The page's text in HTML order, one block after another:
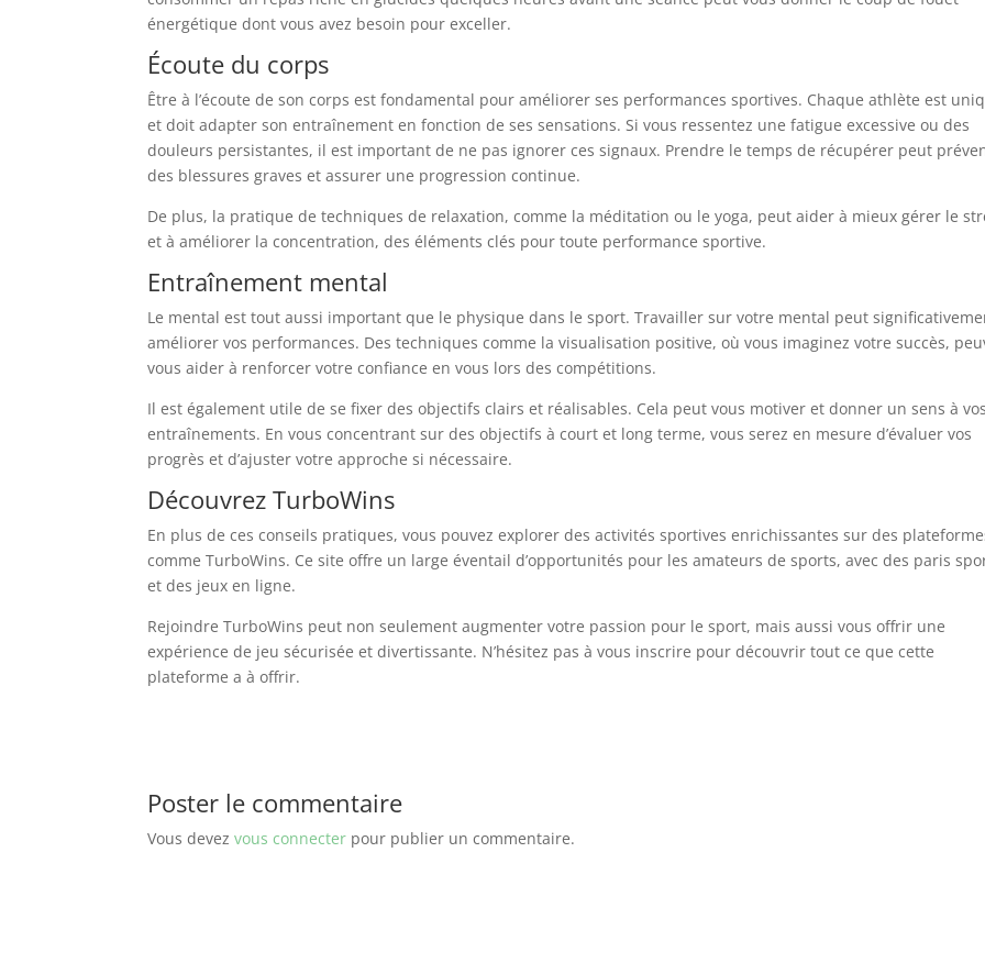
énergétique dont vous avez besoin pour exceller.
Écoute du corps
Être à l’écoute de son corps est fondamental pour améliorer ses performances sportives. Chaque athlète est
et doit adapter son entraînement en fonction de ses sensations. Si vous ressentez une fatigue excessive ou des
douleurs persistantes, il est important de ne pas ignorer ces signaux. Prendre le temps de récupérer peut
des blessures graves et assurer une progression continue.
De plus, la pratique de techniques de relaxation, comme la méditation ou le yoga, peut aider à mieux gérer le
et à améliorer la concentration, des éléments clés pour toute performance sportive.
Entraînement mental
Le mental est tout aussi important que le physique dans le sport. Travailler sur votre mental peut
améliorer vos performances. Des techniques comme la visualisation positive, où vous imaginez votre succès,
vous aider à renforcer votre confiance en vous lors des compétitions.
Il est également utile de se fixer des objectifs clairs et réalisables. Cela peut vous motiver et donner un sens à vos
entraînements. En vous concentrant sur des objectifs à court et long terme, vous serez en mesure d’évaluer vos
progrès et d’ajuster votre approche si nécessaire.
Découvrez TurboWins
En plus de ces conseils pratiques, vous pouvez explorer des activités sportives enrichissantes sur des
comme TurboWins. Ce site offre un large éventail d’opportunités pour les amateurs de sports, avec des paris
et des jeux en ligne.
Rejoindre TurboWins peut non seulement augmenter votre passion pour le sport, mais aussi vous offrir une
expérience de jeu sécurisée et divertissante. N’hésitez pas à vous inscrire pour découvrir tout ce que cette
plateforme a à offrir.
Poster le commentaire
Vous devezvous connecter pour publier un commentaire.